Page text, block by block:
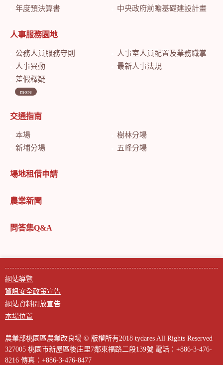
年度預決算書
中央政府前瞻基礎建設計畫特別預算會計月報
人事服務園地
公務人員服務守則
人事室人員配置及業務職掌
人事異動
最新人事法規
差假釋疑
more
交通指南
本場
樹林分場
新埔分場
五峰分場
場地租借申請
農業新聞
問答集Q&A
網站導覽
資訊安全政策宣告
網站資料開放宣告
本場位置
農業部桃園區農業改良場 © 版權所有2018 tydares All Rights Reserved
327005 桃園市新屋區後庄里7鄰東福路二段139號 電話：+886-3-476-
8216 傳真：+886-3-476-8477